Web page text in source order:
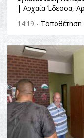
| Αρχαία Έδεσσα,
14:19 - Τοποθέτηση
Αναθεώρηση του
θεσμικές
στις επόμενες γενιές»
16:35 -Το
Champions League!
16:27 -Όλυμπος:
Κληρονομιάς της
Όλυμπος
αγαθό εξέχουσας
ανθρωπότητα